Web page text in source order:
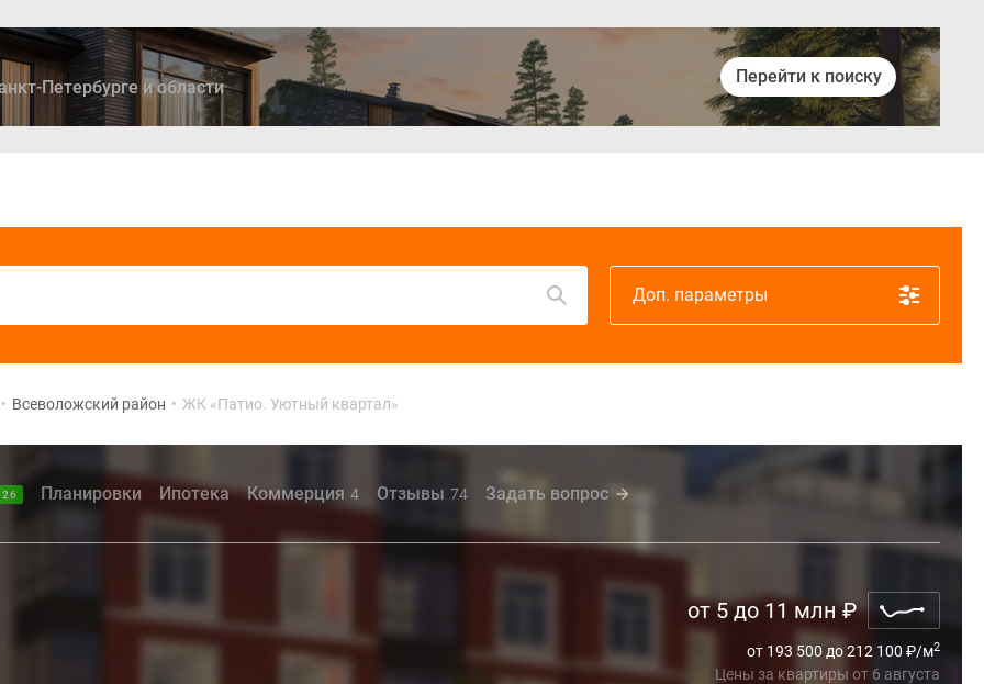
Петербурге и области
Перейти к поиску
Доп. параметры
• Всеволожский район • ЖК «Патио. Уютный квартал»
Планировки Ипотека Коммерция 4 Отзывы 74 Задать вопрос
от 5 до 11 млн ₽
от 193 500 до 212 100 ₽/м2
Цены за квартиры от 6 августа